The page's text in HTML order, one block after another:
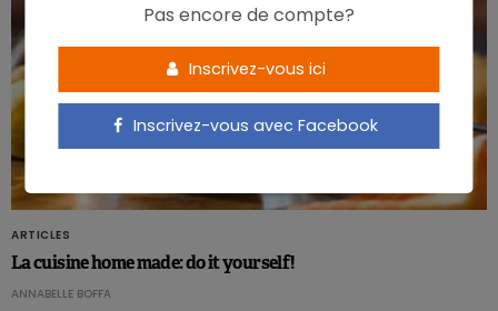
ARTICLES
La cuisine home made: do it yourself!
ANNABELLE BOFFA
Pas encore de compte?
Inscrivez-vous ici
Inscrivez-vous avec Facebook